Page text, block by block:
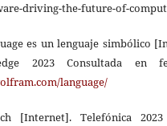
driving-the-future-of-
es un lenguaje simbólico
2023 Consultada en
language/
[Internet]. Telefónica